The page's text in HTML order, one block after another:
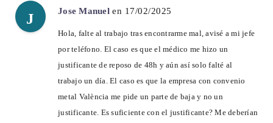
J Jose Manuel en 17/02/2025
Hola, falte al trabajo tras encontrarme mal, avisé a mi jefe
por teléfono. El caso es que el médico me hizo un
justificante de reposo de 48h y aún así solo falté al
trabajo un día. El caso es que la empresa con convenio
metal València me pide un parte de baja y no un
justificante. Es suficiente con el justificante? Me deberían